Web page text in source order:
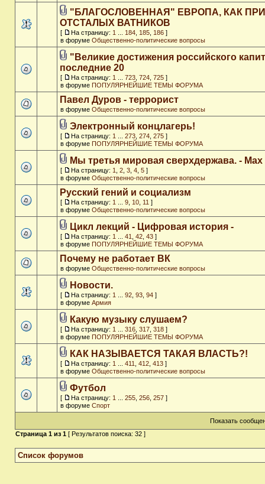
"БЛАГОСЛОВЕННАЯ" ЕВРОПА, КАК
ОТСТАЛЫХ ВАТНИКОВ
[ На страницу: 1 184 185 186 ]
в форуме Общественно-политические вопросы
"Великие достижения российского
последние 20
[ На страницу: 1 723 724 725 ]
в форуме ПОПУЛЯРНЕЙШИЕ ТЕМЫ ФОРУМА
Павел Дуров - террорист
в форуме Общественно-политические вопросы
Электронный концлагерь!
[ На страницу: 1 273 274 275 ]
в форуме ПОПУЛЯРНЕЙШИЕ ТЕМЫ ФОРУМА
Мы третья мировая сверхдержава. - Max
[ На страницу: 1 2 3 4 5 ]
в форуме Общественно-политические вопросы
Русский гений и социализм
[ На страницу: 1 9 10 11 ]
в форуме Общественно-политические вопросы
Цикл лекций - Цифровая история -
[ На страницу: 1 41 42 43 ]
в форуме ПОПУЛЯРНЕЙШИЕ ТЕМЫ ФОРУМА
Почему не работает ВК
в форуме Общественно-политические вопросы
Новости.
[ На страницу: 1 92 93 94 ]
в форуме Армия
Какую музыку слушаем?
[ На страницу: 1 316 317 318 ]
в форуме ПОПУЛЯРНЕЙШИЕ ТЕМЫ ФОРУМА
КАК НАЗЫВАЕТСЯ ТАКАЯ ВЛАСТЬ?!
[ На страницу: 1 411 412 413 ]
в форуме Общественно-политические вопросы
Футбол
[ На страницу: 1 255 256 257 ]
в форуме Спорт
Показать
Страница 1 из 1 [ Результатов поиска: 32 ]
Список форумов